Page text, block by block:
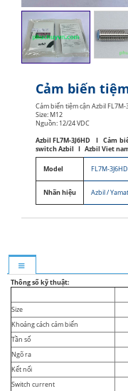
Cảm biến
Cảm biến tiệm cận Azbil FL7M-
Size: M12
Nguồn: 12/24 VDC
Azbil FL7M-3J6HD I Cảm
switch Azbil I Azbil Viet
Model FL7M-3J6HD
Nhãn hiệu Azbil /
Thông số kỹ thuật:
Size
Khoảng cách cảm biến
Tần số
Ngõ ra
Kết nối
Switch current